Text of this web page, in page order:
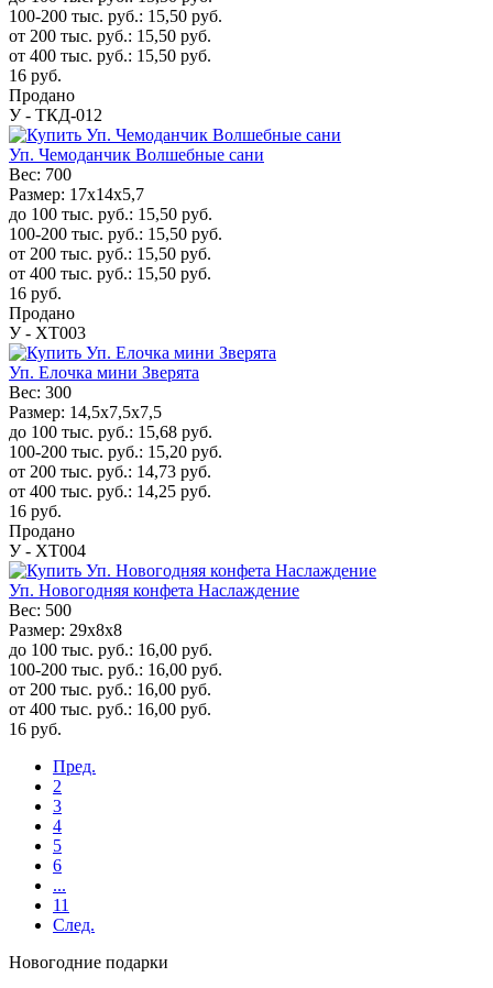
100-200 тыс. руб.: 15,50 руб.
от 200 тыс. руб.: 15,50 руб.
от 400 тыс. руб.: 15,50 руб.
16 руб.
Продано
У - ТКД-012
Уп. Чемоданчик Волшебные сани
Вес: 700
Размер: 17x14x5,7
до 100 тыс. руб.: 15,50 руб.
100-200 тыс. руб.: 15,50 руб.
от 200 тыс. руб.: 15,50 руб.
от 400 тыс. руб.: 15,50 руб.
16 руб.
Продано
У - ХТ003
Уп. Елочка мини Зверята
Вес: 300
Размер: 14,5x7,5x7,5
до 100 тыс. руб.: 15,68 руб.
100-200 тыс. руб.: 15,20 руб.
от 200 тыс. руб.: 14,73 руб.
от 400 тыс. руб.: 14,25 руб.
16 руб.
Продано
У - ХТ004
Уп. Новогодняя конфета Наслаждение
Вес: 500
Размер: 29x8х8
до 100 тыс. руб.: 16,00 руб.
100-200 тыс. руб.: 16,00 руб.
от 200 тыс. руб.: 16,00 руб.
от 400 тыс. руб.: 16,00 руб.
16 руб.
Пред.
2
3
4
5
6
...
11
След.
Новогодние подарки